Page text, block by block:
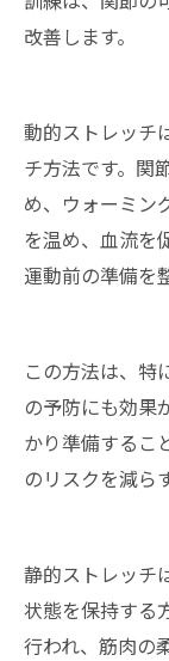
改善します。
動的ストレッチ
チ方法です。関
め、ウォーミン
を温め、血流を
運動前の準備を
この方法は、特
の予防にも効果
かり準備するこ
のリスクを減ら
静的ストレッチ
状態を保持する
行われ、筋肉の